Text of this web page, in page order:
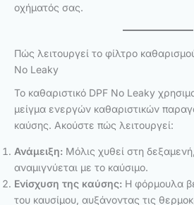
οχήματός σας.
Πώς λειτουργεί το φίλτρο
No Leaky
Το καθαριστικό DPF No Leaky
μείγμα ενεργών καθαριστικών
καύσης. Ακούστε πώς λειτουργεί:
Ανάμειξη: Μόλις χυθεί στη
αναμιγνύεται με το καύσιμο.
Ενίσχυση της καύσης: Η φόρμουλα
του καυσίμου, αυξάνοντας τις